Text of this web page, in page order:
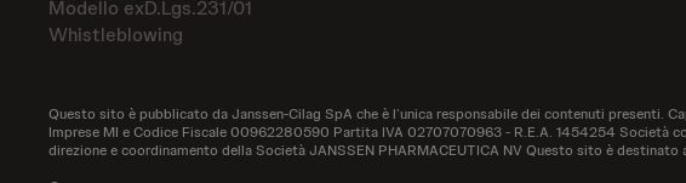
Modello exD.Lgs.231/01
Whistleblowing
Questo sito è pubblicato da Janssen-Cilag SpA che è l’unica responsabile dei contenuti presenti.
Imprese MI e Codice Fiscale 00962280590 Partita IVA 02707070963 - R.E.A. 1454254 Società
direzione e coordinamento della Società JANSSEN PHARMACEUTICA NV Questo sito è